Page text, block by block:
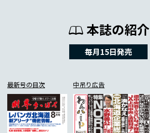
本誌の紹介
毎月15日発売
最新号の目次 中吊り広告